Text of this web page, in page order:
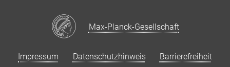
Max-Planck-Gesellschaft
Impressum Datenschutzhinweis Barrierefreiheit